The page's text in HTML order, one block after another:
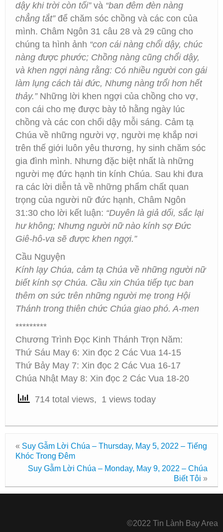
dậy khi trời còn tối”và “ban đêm đèn nàng
chẳng tắt”để chăm sóc chồng và các con của
mình. Châm Ngôn 31 câu 28 và 29 cũng cho
chúng ta hình ảnh “con cái nàng chổi dậy, chúc
nàng được phước; Chồng nàng cũng chổi dậy,
và khen ngợi nàng rằng: Có nhiều người con gái
làm lụng cách tài đức, Nhưng nàng trổi hơn hết
thảy.”Những lời khen ngợi của chồng cho vợ,
con cái cho mẹ được bày tỏ hằng ngày lúc
chồng và các con chổi dậy mỗi sáng. Cảm tạ
Chúa về những người vợ, người mẹ khắp nơi
trên thế giới luôn yêu thương, hy sinh chăm sóc
gia đình mình. Nhưng đặc biệt nhất là những
người mẹ đức hạnh tin kính Chúa. Sau khi đưa
ra các lời diễn tả về những phẩm chất quan
trọng của người nữ đức hạnh, Châm Ngôn
31:30 cho lời kết luận: “Duyên là giả dối, sắc lại
hư không; Nhưng người nữ nào kính sợ Đức
Giê-hô-va sẽ được khen ngợi.”
Cầu Nguyện
Kính lạy Chúa, cảm tạ Chúa về những người nữ
biết kính sợ Chúa. Cầu xin Chúa tiếp tục ban
thêm ơn sức trên những người mẹ trong Hội
Thánh trong thiên chức Chúa giao phó. A-men
*********
Chương Trình Đọc Kinh Thánh Trọn Năm:
Thứ Sáu May 6: Xin đọc 2 Các Vua 14-15
Thứ Bảy May 7: Xin đọc 2 Các Vua 16-17
Chúa Nhật May 8: Xin đọc 2 Các Vua 18-20
714 total views, 1 views today
« Suy Gẫm Lời Chúa – Thursday, May 5, 2022 – Tiếng
Khóc Trong Đêm
Suy Gẫm Lời Chúa – Monday, May 9, 2022 – Chúa
Biết Tôi »
©2022 Tin Lành Bay Area